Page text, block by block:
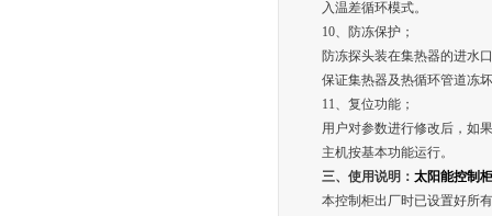
入温差循环模式。
10、防冻保护；
防冻探头装在集热器的进水
保证集热器及热循环管道冻
11、复位功能；
用户对参数进行修改后，如
主机按基本功能运行。
三、使用说明：太阳能控制
本控制柜出厂时已设置好所